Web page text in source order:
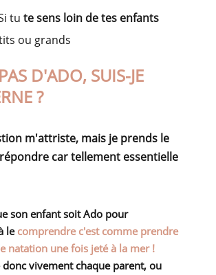
tu te sens loin de tes enfants
ou grands
D'ADO, SUIS-JE
?
m'attriste, mais je prends le
car tellement essentielle
son enfant soit Ado pour
le comprendre c'est comme prendre
natation une fois jeté à la mer !
donc vivement chaque parent, ou